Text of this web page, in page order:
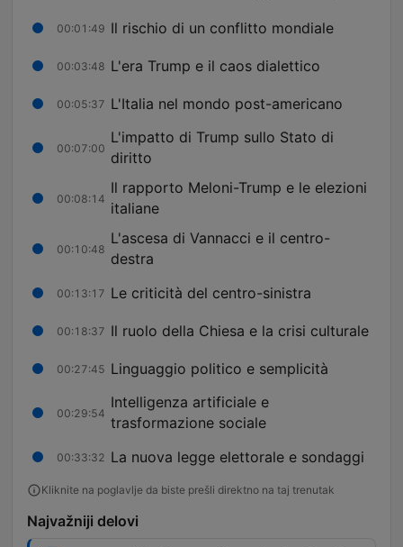
00:01:49 Il rischio di un conflitto mondiale
00:03:48 L'era Trump e il caos dialettico
00:05:37 L'Italia nel mondo post-americano
00:07:00
L'impatto di Trump sullo Stato di
diritto
00:08:14
Il rapporto Meloni-Trump e le elezioni
italiane
00:10:48
L'ascesa di Vannacci e il centro-
destra
00:13:17 Le criticità del centro-sinistra
00:18:37 Il ruolo della Chiesa e la crisi culturale
00:27:45 Linguaggio politico e semplicità
00:29:54
Intelligenza artificiale e
trasformazione sociale
00:33:32 La nuova legge elettorale e sondaggi
Kliknite na poglavlje da biste prešli direktno na taj trenutak
Najvažniji delovi